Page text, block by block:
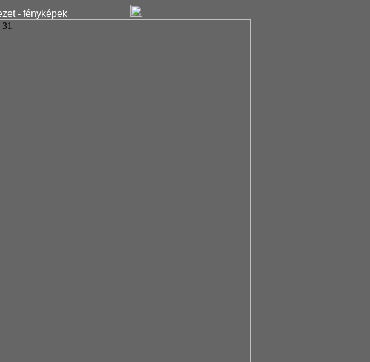
- fényképek